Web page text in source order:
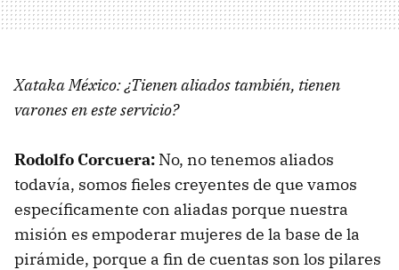
Xataka México: ¿Tienen aliados también, tienen
varones en este servicio?
Rodolfo Corcuera: No, no tenemos aliados
todavía, somos fieles creyentes de que vamos
específicamente con aliadas porque nuestra
misión es empoderar mujeres de la base de la
pirámide, porque a fin de cuentas son los pilares